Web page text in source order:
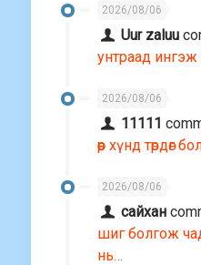
2026/08/06
Uur zaluu
унтраад
2026/08/06
11111
өөр хүнд төрдөг
2026/08/06
сайхан
шиг болгож
нь…